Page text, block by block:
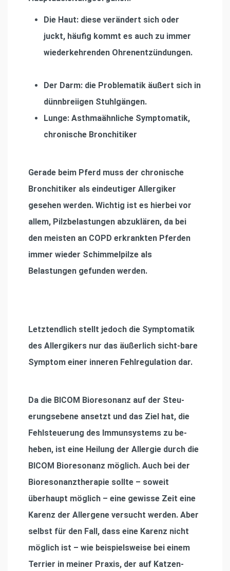
Die Haut: diese verändert sich oder
juckt, häuﬁg kommt es auch zu immer
wiederkehrenden Ohrenentzündungen.
Der Darm: die Problematik äußert sich in
dünnbreiigen Stuhlgängen.
Lunge: Asthmaähnliche Symptomatik,
chronische Bronchitiker
Gerade beim Pferd muss der chronische
Bronchitiker als eindeutiger Allergiker
gesehen werden. Wichtig ist es hierbei vor
allem, Pilzbelastungen abzuklären, da bei
den meisten an COPD erkrankten Pferden
immer wieder Schimmelpilze als
Belastungen gefunden werden.
Letztendlich stellt jedoch die Symptomatik
des Allergikers nur das äußerlich sicht-bare
Symptom einer inneren Fehlregulation dar.
Da die BICOM Bioresonanz auf der Steu-
erungsebene ansetzt und das Ziel hat, die
Fehlsteuerung des Immunsystems zu be-
heben, ist eine Heilung der Allergie durch die
BICOM Bioresonanz möglich. Auch bei der
Bioresonanztherapie sollte – soweit
überhaupt möglich – eine gewisse Zeit eine
Karenz der Allergene versucht werden. Aber
selbst für den Fall, dass eine Karenz nicht
möglich ist – wie beispielsweise bei einem
Terrier in meiner Praxis, der auf Katzen-